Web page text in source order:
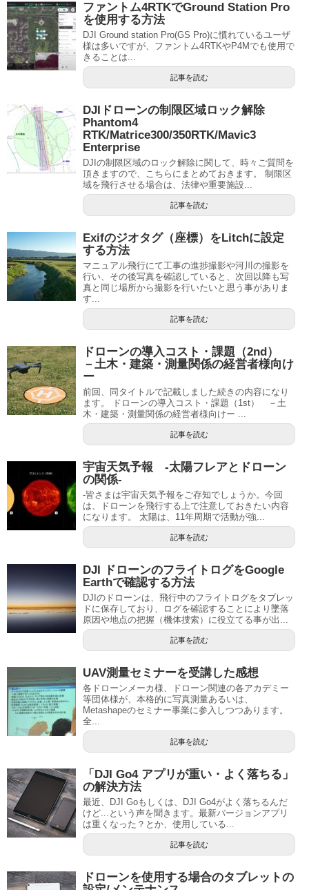
ファントム4RTKでGround Station Pro
を使用する方法
DJI Ground station Pro(GS Pro)に慣れているユーザ
様は多いですが、ファントム4RTKやP4Mでも使用で
きることは...
記事を読む
DJIドローンの制限区域ロック解除
Phantom4
RTK/Matrice300/350RTK/Mavic3
Enterprise
DJIの制限区域のロック解除に関して、時々ご質問を
頂きますので、こちらにまとめておきます。 制限区
域を飛行させる場合は、法律や重要施設...
記事を読む
Exifのジオタグ（座標）をLitchに設定
する方法
マニュアル飛行にて工事の進捗撮影や河川の撮影を
行い、その後写真を確認していると、次回以降も写
真と同じ場所から撮影を行いたいと思う事がありま
す...
記事を読む
ドローンの導入コスト・課題（2nd）
－土木・建築・測量関係の経営者様向け
ー
前回、同タイトルで記載しました続きの内容になり
ます。 ドローンの導入コスト・課題（1st） －土
木・建築・測量関係の経営者様向けー ...
記事を読む
宇宙天気予報 -太陽フレアとドローン
の関係-
-皆さまは宇宙天気予報をご存知でしょうか。今回
は、ドローンを飛行する上で注意しておきたい内容
になります。 太陽は、11年周期で活動が強...
記事を読む
DJI ドローンのフライトログをGoogle
Earthで確認する方法
DJIのドローンは、飛行中のフライトログをタブレッ
ドに保存しており、ログを確認することにより墜落
原因や地点の把握（機体捜索）に役立てる事が出...
記事を読む
UAV測量セミナーを受講した感想
各ドローンメーカ様、ドローン関連の各アカデミー
等団体様が、本格的に写真測量あるいは、
Metashapeのセミナー事業に参入しつつあります。
全...
記事を読む
「DJI Go4 アプリが重い・よく落ちる」
の解決方法
最近、DJI Goもしくは、DJI Go4がよく落ちるんだ
けど...という声を聞きます。最新バージョンアプリ
は重くなった？とか、使用している...
記事を読む
ドローンを使用する場合のタブレットの